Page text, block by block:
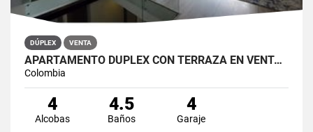
DÚPLEX VENTA
APARTAMENTO DÚPLEX CON TERRAZA EN VENTA BELLA SUIZA USAQUÉN BOGOTÁ
Colombia
4
Alcobas
4.5
Baños
4
Garaje